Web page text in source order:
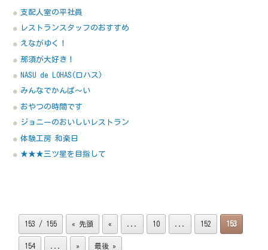
支配人室の平社員
レストランスタッフのおすすめ
えながゆく！
那須が大好き！
NASU de LOHAS(ロハス)
みんなでかんぱ～い
おやつの時間です
ジョニーのおいしいレストラン
体験工房 和楽日
★★★三ツ星を目指して
153 / 155 « 先頭 « 10 152 153
154 » 最後 »